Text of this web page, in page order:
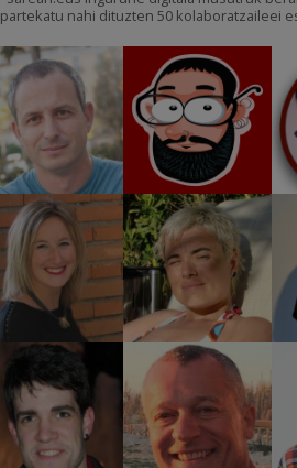
partekatu nahi dituzten 50 kolaboratzaileei